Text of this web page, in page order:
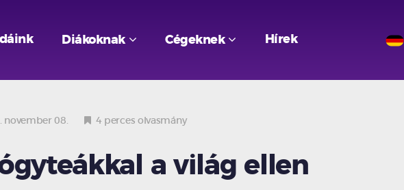
Diákoknak Cégeknek Hírek
november 08. 4 perces olvasmány
a világ ellen